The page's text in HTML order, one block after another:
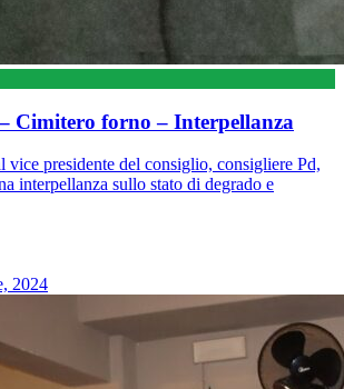
Cimitero forno – Interpellanza
vice presidente del consiglio, consigliere Pd,
interpellanza sullo stato di degrado e
2024